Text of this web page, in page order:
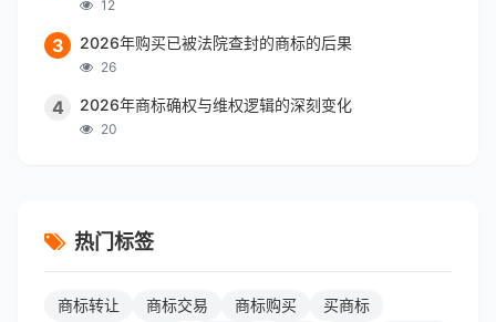
12
3 2026年购买已被法院查封的商标的后果
26
4 2026年商标确权与维权逻辑的深刻变化
20
热门标签
商标转让 商标交易 商标购买
买商标